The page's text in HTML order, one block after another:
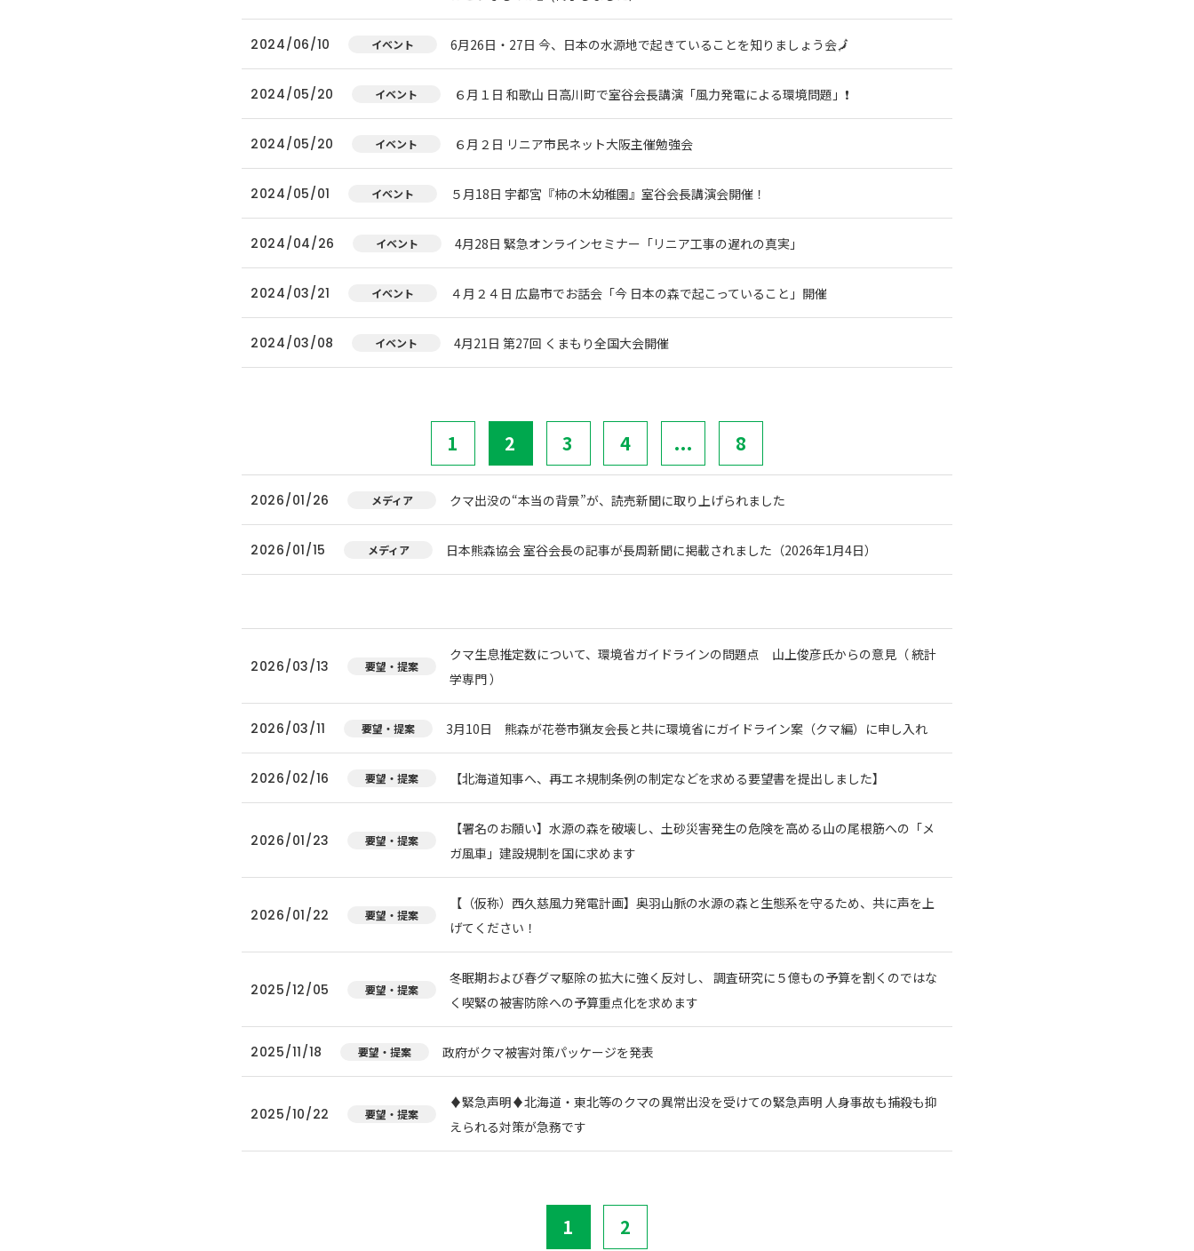
2024/06/10 イベント 6月26日・27日 今、日本の水源地で起きていることを知りましょう会🗾
2024/05/20 イベント ６月１日 和歌山 日高川町で室谷会長講演「風力発電による環境問題」❗
2024/05/20 イベント ６月２日 リニア市民ネット大阪主催勉強会
2024/05/01 イベント ５月18日 宇都宮『柿の木幼稚園』室谷会長講演会開催！
2024/04/26 イベント 4月28日 緊急オンラインセミナー「リニア工事の遅れの真実」
2024/03/21 イベント ４月２４日 広島市でお話会「今 日本の森で起こっていること」開催
2024/03/08 イベント 4月21日 第27回 くまもり全国大会開催
1 2 3 4 ... 8
2026/01/26 メディア クマ出没の“本当の背景”が、読売新聞に取り上げられました
2026/01/15 メディア 日本熊森協会 室谷会長の記事が長周新聞に掲載されました（2026年1月4日）
2026/03/13 要望・提案
クマ生息推定数について、環境省ガイドラインの問題点 山上俊彦氏からの意見（ 統計
学専門 ）
2026/03/11 要望・提案 3月10日 熊森が花巻市猟友会長と共に環境省にガイドライン案（クマ編）に申し入れ
2026/02/16 要望・提案 【北海道知事へ、再エネ規制条例の制定などを求める要望書を提出しました】
2026/01/23 要望・提案
【署名のお願い】水源の森を破壊し、土砂災害発生の危険を高める山の尾根筋への「メ
ガ風車」建設規制を国に求めます
2026/01/22 要望・提案
【（仮称）西久慈風力発電計画】奥羽山脈の水源の森と生態系を守るため、共に声を上
げてください！
2025/12/05 要望・提案
冬眠期および春グマ駆除の拡大に強く反対し、 調査研究に５億もの予算を割くのではな
く喫緊の被害防除への予算重点化を求めます
2025/11/18 要望・提案 政府がクマ被害対策パッケージを発表
2025/10/22 要望・提案
♦️緊急声明♦️北海道・東北等のクマの異常出没を受けての緊急声明 人身事故も捕殺も抑
えられる対策が急務です
1 2